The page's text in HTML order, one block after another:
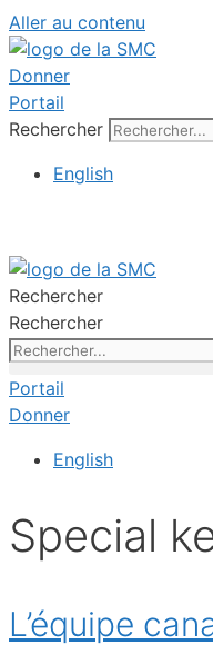
Aller au contenu
Donner
Portail
Rechercher
English
Rechercher
Rechercher
Portail
Donner
English
Special
L’équipe